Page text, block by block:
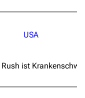
USA
Rush ist